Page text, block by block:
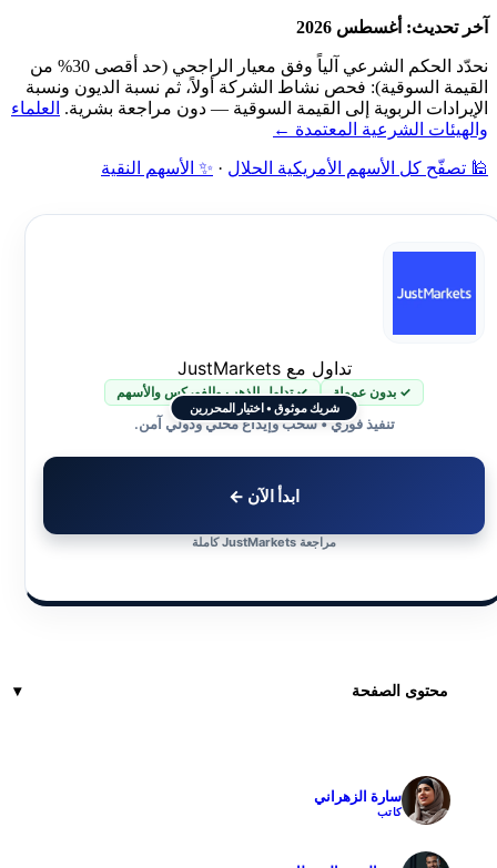
آخر تحديث: أغسطس 2026
نحدّد الحكم الشرعي آلياً وفق معيار الراجحي (حد أقصى 30% من
القيمة السوقية): فحص نشاط الشركة أولاً، ثم نسبة الديون ونسبة
الإيرادات الربوية إلى القيمة السوقية — دون مراجعة بشرية. العلماء
والهيئات الشرعية المعتمدة ←
🕌 تصفّح كل الأسهم الأمريكية الحلال · ✨ الأسهم النقية
شريك موثوق • اختيار المحررين
تداول مع JustMarkets
✓ بدون عمولة ✓ تداول الذهب والفوركس والأسهم
تنفيذ فوري • سحب وإيداع محلي ودولي آمن.
ابدأ الآن ←
مراجعة JustMarkets كاملة
محتوى الصفحة
سارة الزهراني
كاتب